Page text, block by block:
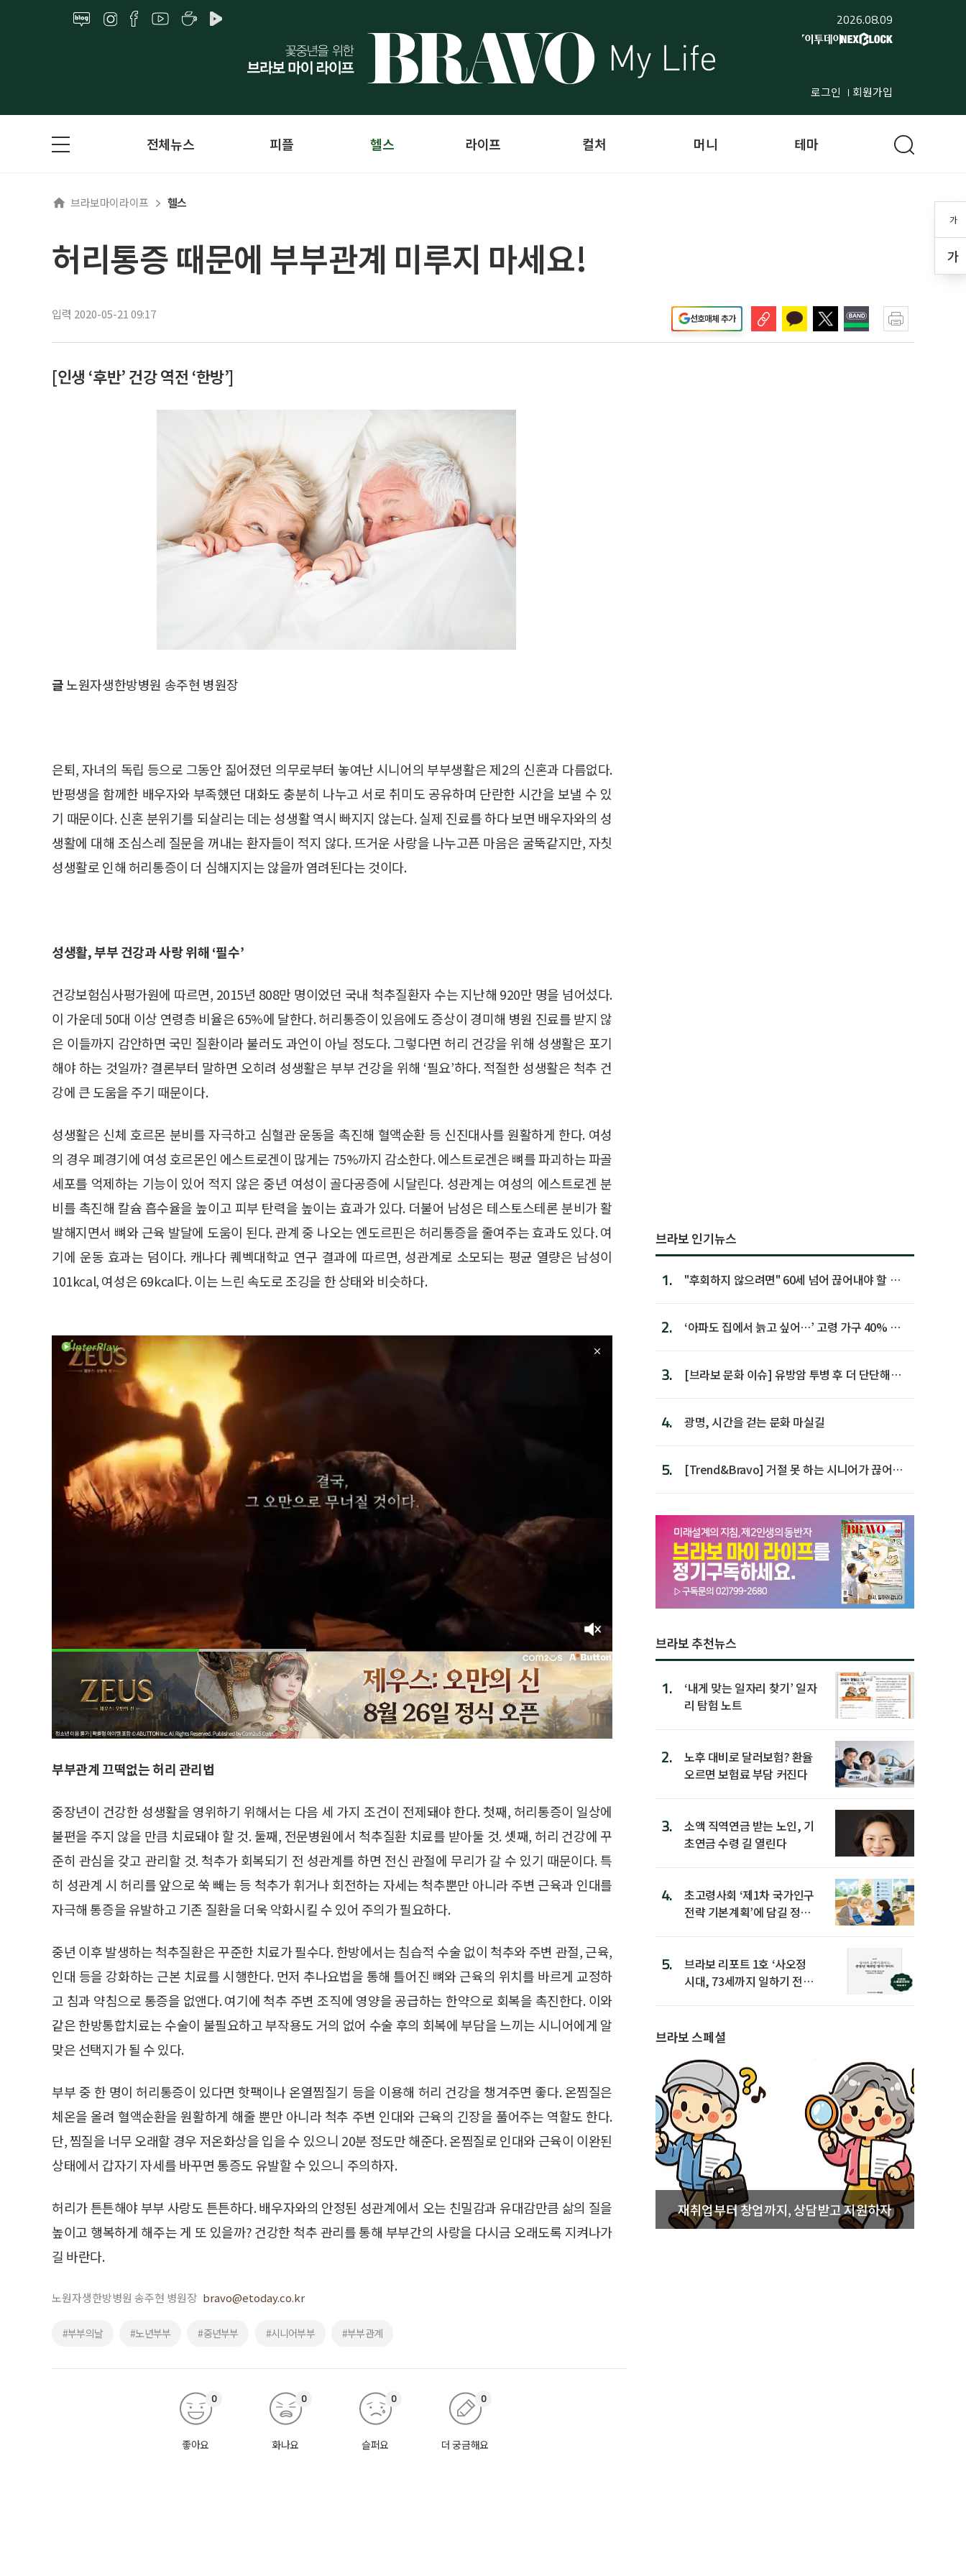
2026.08.09
로그인 회원가입
가
가
전체뉴스 피플 헬스 라이프 컬처 머니 테마
브라보마이라이프 헬스
허리통증 때문에 부부관계 미루지 마세요!
입력 2020-05-21 09:17 선호매체 추가
[인생 ‘후반’ 건강 역전 ‘한방’]
글노원자생한방병원 송주현 병원장
은퇴, 자녀의 독립 등으로 그동안 짊어졌던 의무로부터 놓여난 시니어의 부부생활은 제2의 신혼과 다름없다.
반평생을 함께한 배우자와 부족했던 대화도 충분히 나누고 서로 취미도 공유하며 단란한 시간을 보낼 수 있
기 때문이다. 신혼 분위기를 되살리는 데는 성생활 역시 빠지지 않는다. 실제 진료를 하다 보면 배우자와의 성
생활에 대해 조심스레 질문을 꺼내는 환자들이 적지 않다. 뜨거운 사랑을 나누고픈 마음은 굴뚝같지만, 자칫
성생활로 인해 허리통증이 더 심해지지는 않을까 염려된다는 것이다.
성생활, 부부 건강과 사랑 위해 ‘필수’
건강보험심사평가원에 따르면, 2015년 808만 명이었던 국내 척추질환자 수는 지난해 920만 명을 넘어섰다.
이 가운데 50대 이상 연령층 비율은 65%에 달한다. 허리통증이 있음에도 증상이 경미해 병원 진료를 받지 않
은 이들까지 감안하면 국민 질환이라 불러도 과언이 아닐 정도다. 그렇다면 허리 건강을 위해 성생활은 포기
해야 하는 것일까? 결론부터 말하면 오히려 성생활은 부부 건강을 위해 ‘필요’하다. 적절한 성생활은 척추 건
강에 큰 도움을 주기 때문이다.
성생활은 신체 호르몬 분비를 자극하고 심혈관 운동을 촉진해 혈액순환 등 신진대사를 원활하게 한다. 여성
의 경우 폐경기에 여성 호르몬인 에스트로겐이 많게는 75%까지 감소한다. 에스트로겐은 뼈를 파괴하는 파골
세포를 억제하는 기능이 있어 적지 않은 중년 여성이 골다공증에 시달린다. 성관계는 여성의 에스트로겐 분
비를 촉진해 칼슘 흡수율을 높이고 피부 탄력을 높이는 효과가 있다. 더불어 남성은 테스토스테론 분비가 활
발해지면서 뼈와 근육 발달에 도움이 된다. 관계 중 나오는 엔도르핀은 허리통증을 줄여주는 효과도 있다. 여
기에 운동 효과는 덤이다. 캐나다 퀘벡대학교 연구 결과에 따르면, 성관계로 소모되는 평균 열량은 남성이
101kcal, 여성은 69kcal다. 이는 느린 속도로 조깅을 한 상태와 비슷하다.
부부관계 끄떡없는 허리 관리법
중장년이 건강한 성생활을 영위하기 위해서는 다음 세 가지 조건이 전제돼야 한다. 첫째, 허리통증이 일상에
불편을 주지 않을 만큼 치료돼야 할 것. 둘째, 전문병원에서 척추질환 치료를 받아둘 것. 셋째, 허리 건강에 꾸
준히 관심을 갖고 관리할 것. 척추가 회복되기 전 성관계를 하면 전신 관절에 무리가 갈 수 있기 때문이다. 특
히 성관계 시 허리를 앞으로 쑥 빼는 등 척추가 휘거나 회전하는 자세는 척추뿐만 아니라 주변 근육과 인대를
자극해 통증을 유발하고 기존 질환을 더욱 악화시킬 수 있어 주의가 필요하다.
중년 이후 발생하는 척추질환은 꾸준한 치료가 필수다. 한방에서는 침습적 수술 없이 척추와 주변 관절, 근육,
인대 등을 강화하는 근본 치료를 시행한다. 먼저 추나요법을 통해 틀어진 뼈와 근육의 위치를 바르게 교정하
고 침과 약침으로 통증을 없앤다. 여기에 척추 주변 조직에 영양을 공급하는 한약으로 회복을 촉진한다. 이와
같은 한방통합치료는 수술이 불필요하고 부작용도 거의 없어 수술 후의 회복에 부담을 느끼는 시니어에게 알
맞은 선택지가 될 수 있다.
부부 중 한 명이 허리통증이 있다면 핫팩이나 온열찜질기 등을 이용해 허리 건강을 챙겨주면 좋다. 온찜질은
체온을 올려 혈액순환을 원활하게 해줄 뿐만 아니라 척추 주변 인대와 근육의 긴장을 풀어주는 역할도 한다.
단, 찜질을 너무 오래할 경우 저온화상을 입을 수 있으니 20분 정도만 해준다. 온찜질로 인대와 근육이 이완된
상태에서 갑자기 자세를 바꾸면 통증도 유발할 수 있으니 주의하자.
허리가 튼튼해야 부부 사랑도 튼튼하다. 배우자와의 안정된 성관계에서 오는 친밀감과 유대감만큼 삶의 질을
높이고 행복하게 해주는 게 또 있을까? 건강한 척추 관리를 통해 부부간의 사랑을 다시금 오래도록 지켜나가
길 바란다.
노원자생한방병원 송주현 병원장 bravo@etoday.co.kr
#부부의날 #노년부부 #중년부부 #시니어부부 #부부관계
좋아요
0
화나요
0
슬퍼요
0
더 궁금해요
0
브라보 인기뉴스
1.
"후회하지 않으려면" 60세 넘어 끊어내야 할 사
2.
‘아파도 집에서 늙고 싶어…’ 고령 가구 40% 노
3.
[브라보 문화 이슈] 유방암 투병 후 더 단단해진
4. 광명, 시간을 걷는 문화 마실길
5.
[Trend&Bravo] 거절 못 하는 시니어가 끊어야
브라보 추천뉴스
1.
‘내게 맞는 일자리 찾기’ 일자
리 탐험 노트
2.
노후 대비로 달러보험? 환율
오르면 보험료 부담 커진다
3.
소액 직역연금 받는 노인, 기
초연금 수령 길 열린다
4.
초고령사회 ‘제1차 국가인구
전략 기본계획’에 담길 정책
5.
브라보 리포트 1호 ‘사오정
시대, 73세까지 일하기 전략’
브라보 스페셜
재취업부터 창업까지, 상담받고 지원하자